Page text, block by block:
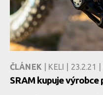
ČLÁNEK | KELI | 23.2.21 |
SRAM kupuje výrobce